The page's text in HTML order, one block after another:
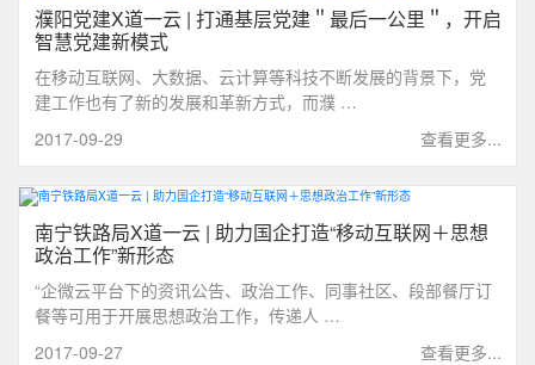
濮阳党建X道一云 | 打通基层党建＂最后一公里＂，开启
智慧党建新模式
在移动互联网、大数据、云计算等科技不断发展的背景下，党
建工作也有了新的发展和革新方式，而濮 …
查看更多...
2017-09-29
南宁铁路局X道一云 | 助力国企打造“移动互联网＋思想
政治工作”新形态
“企微云平台下的资讯公告、政治工作、同事社区、段部餐厅订
餐等可用于开展思想政治工作，传递人 …
查看更多...
2017-09-27